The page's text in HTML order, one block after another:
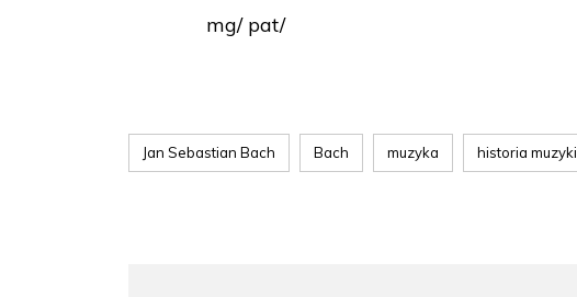
mg/ pat/
Jan Sebastian Bach Bach muzyka historia muzyki